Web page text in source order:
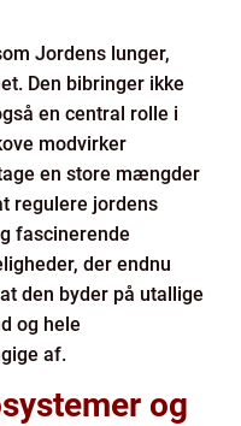
Jordens lunger,
Den bibringer ikke
en central rolle i
modvirker
en store mængder
regulere jordens
fascinerende
der endnu
den byder på utallige
og hele
af.
og